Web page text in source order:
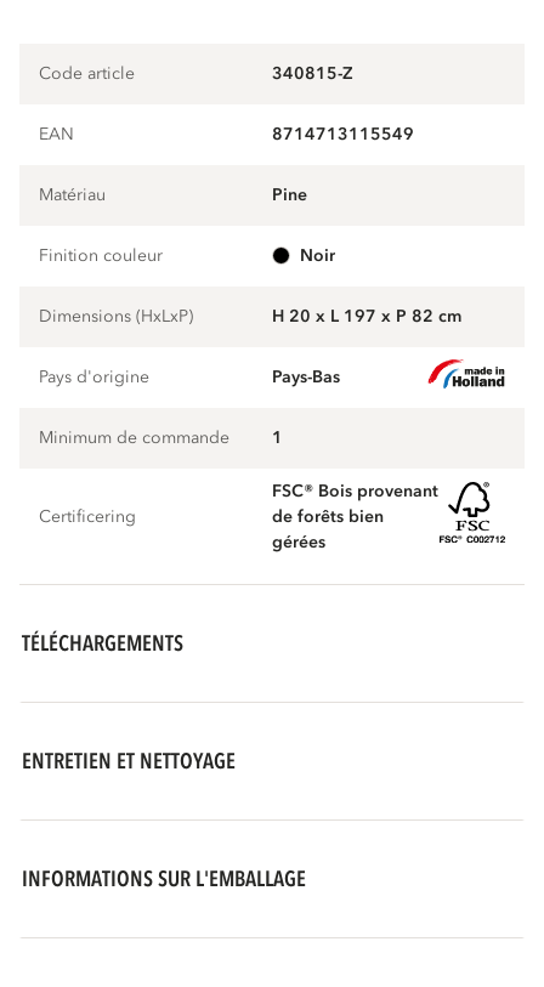
Code article 340815-Z
EAN 8714713115549
Matériau pine
Finition couleur noir
Dimensions (HxLxP) H 20 x L 197 x P 82 cm
Pays d'origine Pays-Bas
Minimum de commande 1
Certificering
FSC® Bois provenant
de forêts bien
gérées
TÉLÉCHARGEMENTS
ENTRETIEN ET NETTOYAGE
INFORMATIONS SUR L'EMBALLAGE